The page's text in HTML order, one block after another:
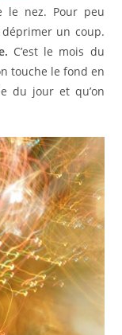
le nez. Pour peu
un coup.
C’est le mois du
touche le fond en
du jour et qu’on